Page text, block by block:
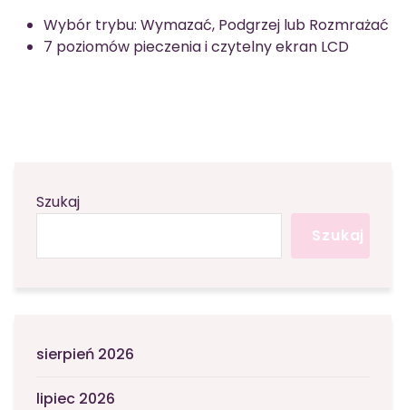
Wybór trybu: Wymazać, Podgrzej lub Rozmrażać
7 poziomów pieczenia i czytelny ekran LCD
Szukaj
Szukaj
sierpień 2026
lipiec 2026